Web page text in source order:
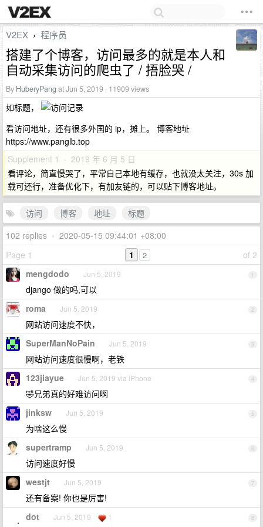
V2EX › 程序员
搭建了个博客，访问最多的就是本人和
自动采集访问的爬虫了 / 捂脸哭 /
By HuberyPang at Jun 5, 2019 · 11909 views
如标题，
看访问地址，还有很多外国的 ip，摊上。 博客地址
https://www.panglb.top
Supplement 1 · 2019 年 6 月 5 日
看评论，简直慢哭了，平常自己本地有缓存，也就没太关注，30s 加
载可还行，准备优化下，有加友链的，可以贴下博客地址。
访问 博客 地址
标题
102 replies • 2020-05-15 09:44:01 +08:00
Page 1
of 2
1 2
1
mengdodo Jun 5, 2019
django 做的吗,可以
2
roma Jun 5, 2019
网站访问速度不快，
3
SuperManNoPain Jun 5, 2019
网站访问速度很慢啊，老铁
4
123jiayue Jun 5, 2019 via iPhone
🤣兄弟真的好难访问啊
5
jinksw Jun 5, 2019
为啥这么慢
6
supertramp Jun 5, 2019
访问速度好慢
7
westjt Jun 5, 2019
还有备案! 你也是厉害!
8
dot Jun 5, 2019 1